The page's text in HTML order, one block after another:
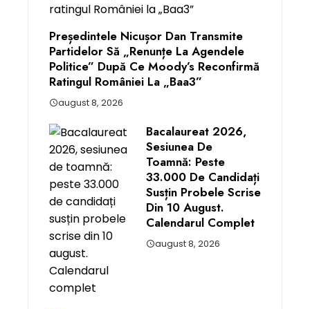
Președintele Nicușor Dan Transmite
Partidelor Să „renunțe La Agendele
Politice” După Ce Moody’s Reconfirmă
Ratingul României La „Baa3”
august 8, 2026
Bacalaureat 2026,
Sesiunea De
Toamnă: Peste
33.000 De Candidați
Susțin Probele Scrise
Din 10 August.
Calendarul Complet
august 8, 2026